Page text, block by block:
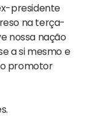
presidente
na terça-
nossa nação
a si mesmo e
promotor